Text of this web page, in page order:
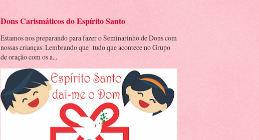
Dons Carismáticos do Espírito Santo
Estamos nos preparando para fazer o Seminarinho de Dons com
nossas crianças. Lembrando que tudo que acontece no Grupo
de oração com os a...